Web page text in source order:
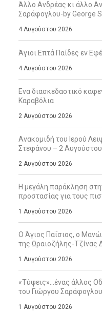
Άλλο Ανδρέας κι άλλο
Σαράφογλου-by George
4 Αυγούστου 2026
Άγιοι Επτά Παίδες εν
4 Αυγούστου 2026
Ενα διασκεδαστικό
Καραβόλια
2 Αυγούστου 2026
Ανακομιδή του Ιερού
Στεφάνου – 2 Αυγούστου
2 Αυγούστου 2026
Η μεγάλη παράκληση
προστασίας για τους
1 Αυγούστου 2026
Ο Άγιος Παΐσιος, ο
της Ωραιοζήλης-Τζίνας
1 Αυγούστου 2026
«Τύψεις»…ένας άλλος
του Γιώργου
1 Αυγούστου 2026